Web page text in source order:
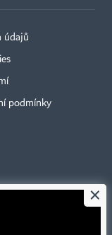
údajů
podmínky
×